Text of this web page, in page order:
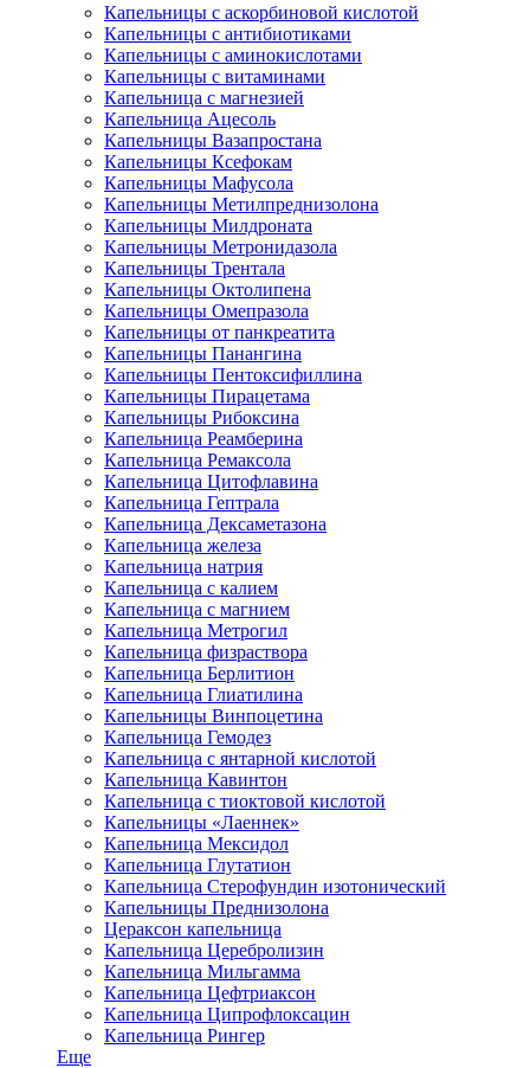
Капельницы с аскорбиновой кислотой
Капельницы с антибиотиками
Капельницы с аминокислотами
Капельницы с витаминами
Капельница с магнезией
Капельница Ацесоль
Капельницы Вазапростана
Капельницы Ксефокам
Капельницы Мафусола
Капельницы Метилпреднизолона
Капельницы Милдроната
Капельницы Метронидазола
Капельницы Трентала
Капельницы Октолипена
Капельницы Омепразола
Капельницы от панкреатита
Капельницы Панангина
Капельницы Пентоксифиллина
Капельницы Пирацетама
Капельницы Рибоксина
Капельница Реамберина
Капельница Ремаксола
Капельница Цитофлавина
Капельница Гептрала
Капельница Дексаметазона
Капельница железа
Капельница натрия
Капельница с калием
Капельница с магнием
Капельница Метрогил
Капельница физраствора
Капельница Берлитион
Капельница Глиатилина
Капельницы Винпоцетина
Капельница Гемодез
Капельница с янтарной кислотой
Капельница Кавинтон
Капельница с тиоктовой кислотой
Капельницы «Лаеннек»
Капельница Мексидол
Капельница Глутатион
Капельница Стерофундин изотонический
Капельницы Преднизолона
Цераксон капельница
Капельница Церебролизин
Капельница Мильгамма
Капельница Цефтриаксон
Капельница Ципрофлоксацин
Капельница Рингер
Еще